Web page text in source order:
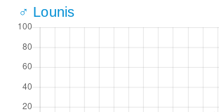
♂ Lounis